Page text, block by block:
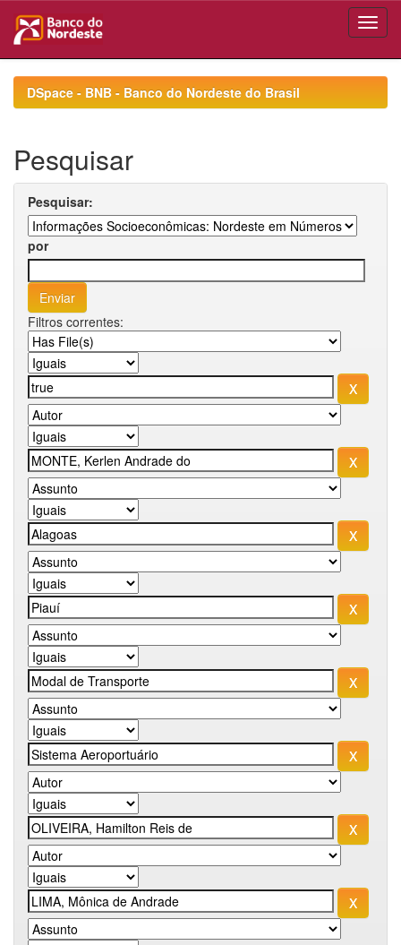
navigationDSpace - BNB - Banco do Nordeste do Brasil
Pesquisar
Pesquisar:
por
Filtros correntes: